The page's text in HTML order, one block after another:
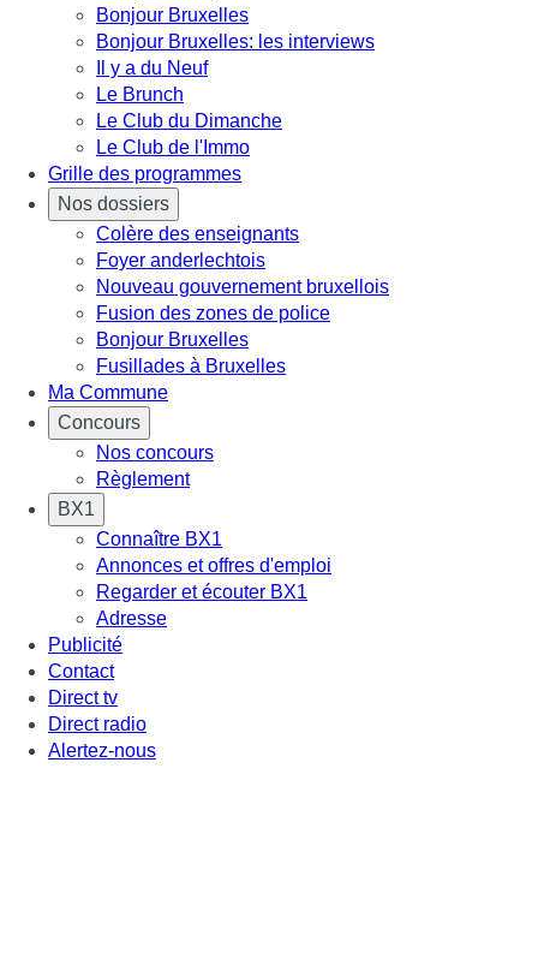
Bonjour Bruxelles
Bonjour Bruxelles: les interviews
Il y a du Neuf
Le Brunch
Le Club du Dimanche
Le Club de l'Immo
Grille des programmes
Nos dossiers
Colère des enseignants
Foyer anderlechtois
Nouveau gouvernement bruxellois
Fusion des zones de police
Bonjour Bruxelles
Fusillades à Bruxelles
Ma Commune
Concours
Nos concours
Règlement
BX1
Connaître BX1
Annonces et offres d'emploi
Regarder et écouter BX1
Adresse
Publicité
Contact
Direct tv
Direct radio
Alertez-nous